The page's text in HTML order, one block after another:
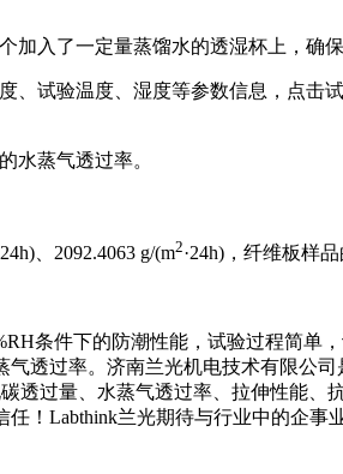
入了一定量蒸馏水的透湿杯上，确
试验温度、湿度等参数信息，点击
水蒸气透过率。
、2092.4063 g/(m2·24h)，纤维板样
条件下的防潮性能，试验过程简单
透过率。济南兰光机电技术有限公
透过量、水蒸气透过率、拉伸性能
！Labthink兰光期待与行业中的企事